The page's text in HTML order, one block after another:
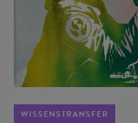
WISSENSTRANSFER